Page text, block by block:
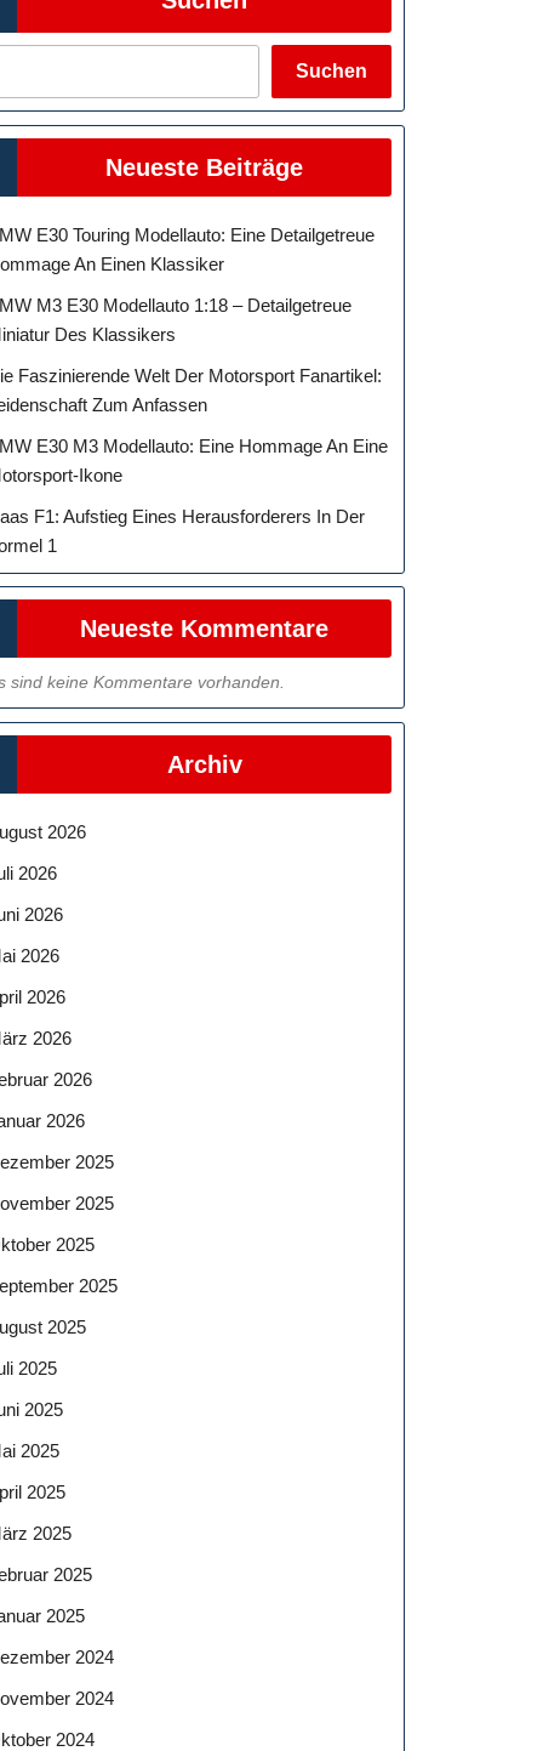
Suchen
Neueste Beiträge
E30 Touring Modellauto: Eine Detailgetreue
An Einen Klassiker
M3 E30 Modellauto 1:18 – Detailgetreue
Des Klassikers
Faszinierende Welt Der Motorsport Fanartikel:
Zum Anfassen
E30 M3 Modellauto: Eine Hommage An Eine
Ikone
F1: Aufstieg Eines Herausforderers In Der
1
Neueste Kommentare
sind keine Kommentare vorhanden.
Archiv
2026
2026
2026
2026
2026
2026
2026
2026
2025
2025
2025
2025
2025
2025
2025
2025
2025
2025
2025
2025
2024
2024
2024